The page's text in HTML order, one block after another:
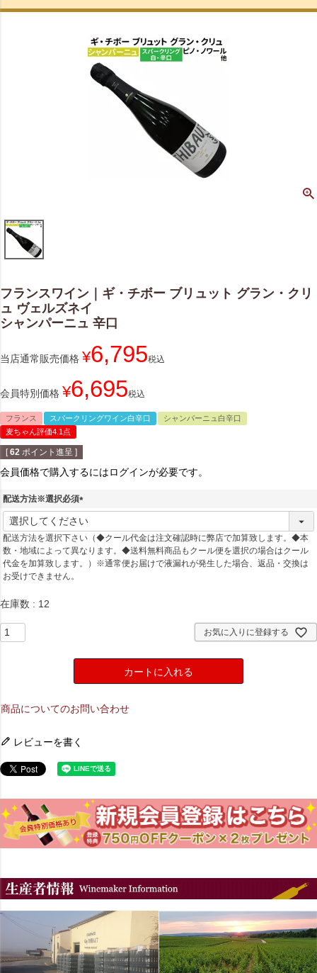
フランスワイン｜ギ・チボー ブリュット グラン・クリ
ュ ヴェルズネイ
シャンパーニュ 辛口
当店通常販売価格 ¥6,795税込
会員特別価格 ¥6,695税込
フランス スパークリングワイン白辛口
シャンパーニュ白辛口
麦ちゃん評価4.1点
[ 62 ポイント進呈 ]
会員価格で購入するにはログインが必要です。
配送方法※選択必須
(
必
須
)
配送方法を選択下さい（◆クール代金は注文確認時に弊店で加算致します。◆本
数・地域によって異なります。◆送料無料商品もクール便を選択の場合はクール
代金を加算致します。）※通常便お届けで液漏れが発生した場合、返品・交換は
お受けできません。
在庫数 12
お気に入りに登録する
カートに入れる
商品についてのお問い合わせ
レビューを書く